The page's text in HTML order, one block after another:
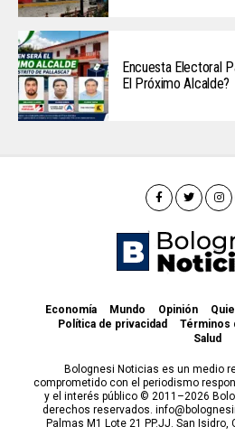
Encuesta Electoral
El Próximo Alcalde?
Economía Mundo Opinión
Política de privacidad
Términos
Salud
Bolognesi Noticias es un medio
comprometido con el periodismo
y el interés público © 2011–2026
derechos reservados.
Palmas M1 Lote 21 PP.JJ. San